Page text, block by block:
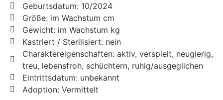
Geburtsdatum: 10/2024
Größe: im Wachstum cm
Gewicht: im Wachstum kg
Kastriert / Sterilisiert: nein
Charaktereigenschaften: aktiv, verspielt, neugierig,
treu, lebensfroh, schüchtern, ruhig/ausgeglichen
Eintrittsdatum: unbekannt
Adoption: Vermittelt